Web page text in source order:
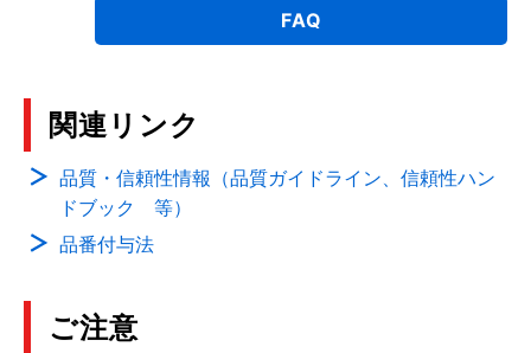
FAQ
関連リンク
品質・信頼性情報（品質ガイドライン、信頼性ハン
ドブック 等）
品番付与法
ご注意